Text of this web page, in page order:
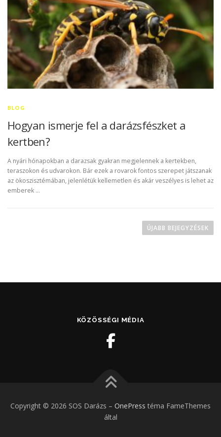
BLOG
Hogyan ismerje fel a darázsfészket a
kertben?
A nyári hónapokban a darazsak gyakran megjelennek a kertekben,
teraszokon és udvarokon. Bár ezek a rovarok fontos szerepet játszanak
az ökoszisztémában, jelenlétük kellemetlen és akár veszélyes is lehet az
emberek …
ÚJABB BEJEGYZÉSEK
KÖZÖSSÉGI MÉDIA
Copyright © 2026 SOS Darázs – OnePress téma FameThemes
által